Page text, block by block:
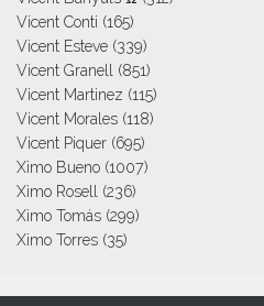
Vicent Conti (165)
Vicent Esteve (339)
Vicent Granell (851)
Vicent Martinez (115)
Vicent Morales (118)
Vicent Piquer (695)
Ximo Bueno (1007)
Ximo Rosell (236)
Ximo Tomás (299)
Ximo Torres (35)